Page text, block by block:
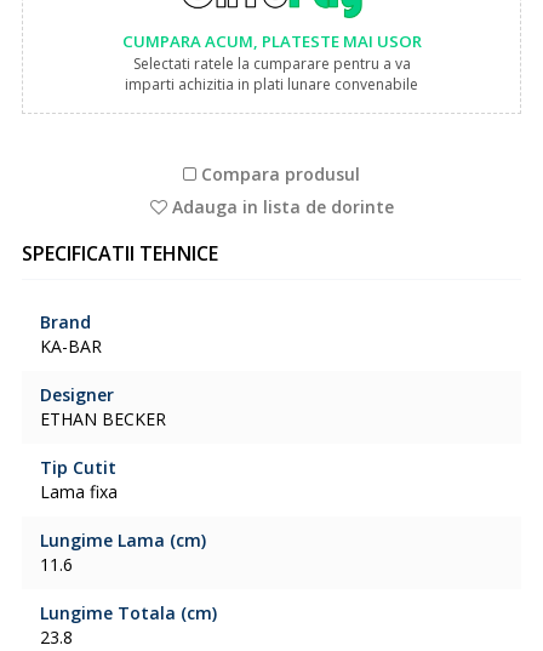
CUMPARA ACUM, PLATESTE MAI USOR
Selectati ratele la cumparare pentru a va
imparti achizitia in plati lunare convenabile
Compara produsul
Adauga in lista de dorinte
SPECIFICATII TEHNICE
Brand
KA-BAR
Designer
ETHAN BECKER
Tip Cutit
Lama fixa
Lungime Lama (cm)
11.6
Lungime Totala (cm)
23.8